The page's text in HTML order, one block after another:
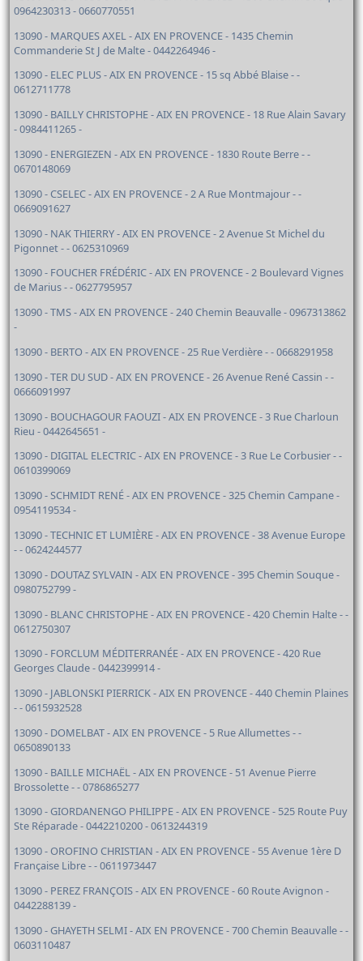
0964230313 - 0660770551
13090 - MARQUES AXEL - AIX EN PROVENCE - 1435 Chemin
Commanderie St J de Malte - 0442264946 -
13090 - ELEC PLUS - AIX EN PROVENCE - 15 sq Abbé Blaise - -
0612711778
13090 - BAILLY CHRISTOPHE - AIX EN PROVENCE - 18 Rue Alain Savary
- 0984411265 -
13090 - ENERGIEZEN - AIX EN PROVENCE - 1830 Route Berre - -
0670148069
13090 - CSELEC - AIX EN PROVENCE - 2 A Rue Montmajour - -
0669091627
13090 - NAK THIERRY - AIX EN PROVENCE - 2 Avenue St Michel du
Pigonnet - - 0625310969
13090 - FOUCHER FRÉDÉRIC - AIX EN PROVENCE - 2 Boulevard Vignes
de Marius - - 0627795957
13090 - TMS - AIX EN PROVENCE - 240 Chemin Beauvalle - 0967313862
-
13090 - BERTO - AIX EN PROVENCE - 25 Rue Verdière - - 0668291958
13090 - TER DU SUD - AIX EN PROVENCE - 26 Avenue René Cassin - -
0666091997
13090 - BOUCHAGOUR FAOUZI - AIX EN PROVENCE - 3 Rue Charloun
Rieu - 0442645651 -
13090 - DIGITAL ELECTRIC - AIX EN PROVENCE - 3 Rue Le Corbusier - -
0610399069
13090 - SCHMIDT RENÉ - AIX EN PROVENCE - 325 Chemin Campane -
0954119534 -
13090 - TECHNIC ET LUMIÈRE - AIX EN PROVENCE - 38 Avenue Europe
- - 0624244577
13090 - DOUTAZ SYLVAIN - AIX EN PROVENCE - 395 Chemin Souque -
0980752799 -
13090 - BLANC CHRISTOPHE - AIX EN PROVENCE - 420 Chemin Halte - -
0612750307
13090 - FORCLUM MÉDITERRANÉE - AIX EN PROVENCE - 420 Rue
Georges Claude - 0442399914 -
13090 - JABLONSKI PIERRICK - AIX EN PROVENCE - 440 Chemin Plaines
- - 0615932528
13090 - DOMELBAT - AIX EN PROVENCE - 5 Rue Allumettes - -
0650890133
13090 - BAILLE MICHAËL - AIX EN PROVENCE - 51 Avenue Pierre
Brossolette - - 0786865277
13090 - GIORDANENGO PHILIPPE - AIX EN PROVENCE - 525 Route Puy
Ste Réparade - 0442210200 - 0613244319
13090 - OROFINO CHRISTIAN - AIX EN PROVENCE - 55 Avenue 1ère D
Française Libre - - 0611973447
13090 - PEREZ FRANÇOIS - AIX EN PROVENCE - 60 Route Avignon -
0442288139 -
13090 - GHAYETH SELMI - AIX EN PROVENCE - 700 Chemin Beauvalle - -
0603110487